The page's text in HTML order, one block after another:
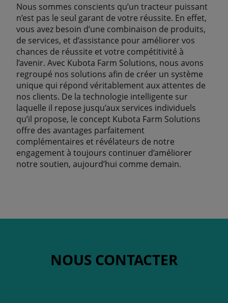
Nous sommes conscients qu’un tracteur puissant
n’est pas le seul garant de votre réussite. En effet,
vous avez besoin d’une combinaison de produits,
de services, et d’assistance pour améliorer vos
chances de réussite et votre compétitivité à
l’avenir. Avec Kubota Farm Solutions, nous avons
regroupé nos solutions afin de créer un système
unique qui répond véritablement aux attentes de
nos clients. De la technologie intelligente sur
laquelle il repose jusqu’aux services individuels
qu’il propose, le concept Kubota Farm Solutions
offre des avantages parfaitement
complémentaires et révélateurs de notre
engagement à toujours continuer d’améliorer
notre soutien, aujourd’hui comme demain.
NOUS CONTACTER